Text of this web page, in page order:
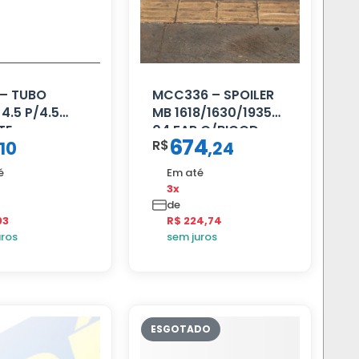
TUBO
4.5 P/4.5
10
MCC336 – SPOILER
MB 1618/1630/1935
04 FAR C/BIGOD
R$674,24
Em até
3x
de
R$ 224,74
sem juros